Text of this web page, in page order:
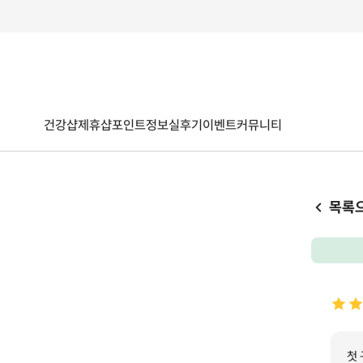
건강샵제휴샵포인트정보실후기이벤트커뮤니티
목록
첫